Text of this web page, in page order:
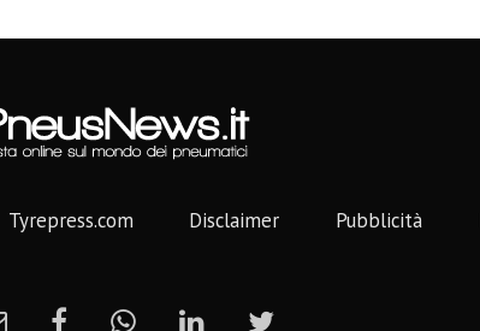
Tyrepress.com Disclaimer Pubblicità